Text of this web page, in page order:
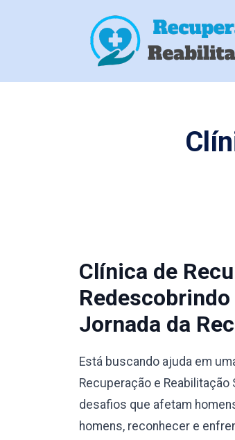
Clínica de
Jornada da
Está buscando ajuda em
Recuperação e
desafios que afetam
homens, reconhecer e